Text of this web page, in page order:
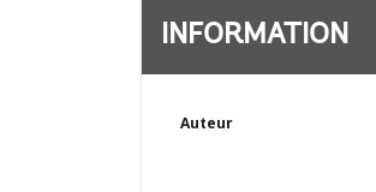
INFORMATION
Auteur